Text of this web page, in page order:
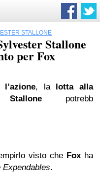
STALLONE
Stallone
per Fox
l’azione, la lotta alla
Stallone potrebb
visto che Fox ha
Expendables.